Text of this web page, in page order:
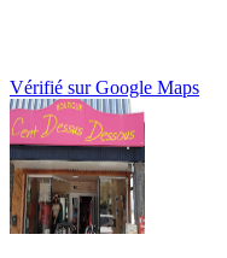
Vérifié sur Google Maps